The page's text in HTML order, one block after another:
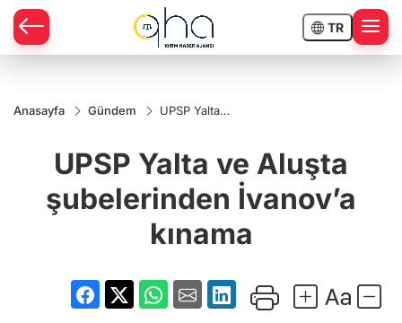
TR
Anasayfa Gündem
UPSP Yalta
İvanov’a
kınama
UPSP Yalta ve Aluşta
şubelerinden İvanov’a
kınama